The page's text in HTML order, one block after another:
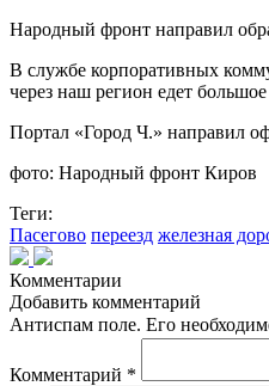
Народный фронт направил
В службе корпоративных
через наш регион едет
Портал «Город Ч.» направил
фото: Народный фронт Киров
Теги:
Пасегово переезд железная
Комментарии
Добавить комментарий
Антиспам поле. Его
Комментарий *